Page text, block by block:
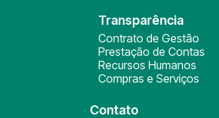
Transparência
Contrato de Gestão
Prestação de Contas
Recursos Humanos
Compras e Serviços
Contato